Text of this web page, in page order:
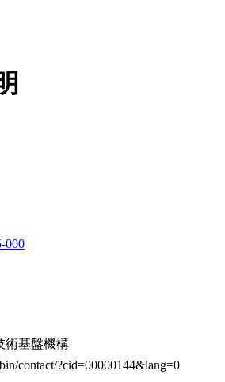
000
術基盤機構
contact/?cid=00000144&lang=0